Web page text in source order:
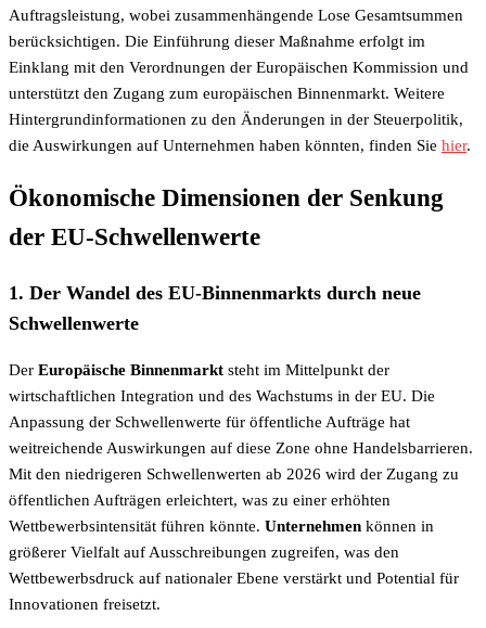
Auftragsleistung, wobei zusammenhängende Lose Gesamtsummen
berücksichtigen. Die Einführung dieser Maßnahme erfolgt im
Einklang mit den Verordnungen der Europäischen Kommission und
unterstützt den Zugang zum europäischen Binnenmarkt. Weitere
Hintergrundinformationen zu den Änderungen in der Steuerpolitik,
die Auswirkungen auf Unternehmen haben könnten, finden Sie hier.
Ökonomische Dimensionen der Senkung
der EU-Schwellenwerte
1. Der Wandel des EU-Binnenmarkts durch neue
Schwellenwerte
Der Europäische Binnenmarkt steht im Mittelpunkt der
wirtschaftlichen Integration und des Wachstums in der EU. Die
Anpassung der Schwellenwerte für öffentliche Aufträge hat
weitreichende Auswirkungen auf diese Zone ohne Handelsbarrieren.
Mit den niedrigeren Schwellenwerten ab 2026 wird der Zugang zu
öffentlichen Aufträgen erleichtert, was zu einer erhöhten
Wettbewerbsintensität führen könnte. Unternehmen können in
größerer Vielfalt auf Ausschreibungen zugreifen, was den
Wettbewerbsdruck auf nationaler Ebene verstärkt und Potential für
Innovationen freisetzt.